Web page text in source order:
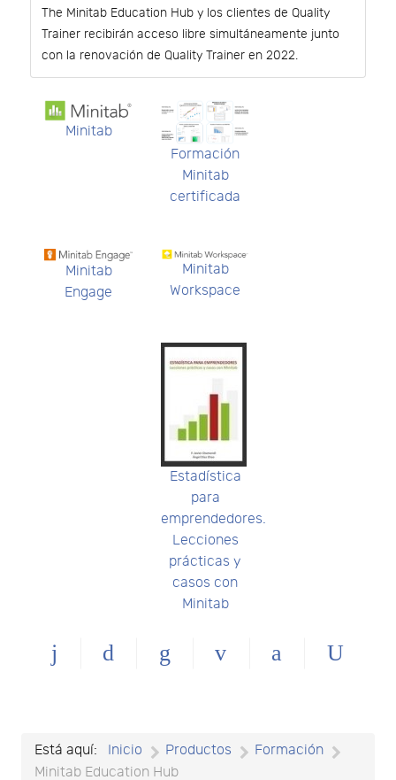
The Minitab Education Hub y los clientes de Quality
Trainer recibirán acceso libre simultáneamente junto
con la renovación de Quality Trainer en 2022.
Minitab
Formación
Minitab
certificada
Minitab
Engage
Minitab
Workspace
Estadística
para
emprendedores.
Lecciones
prácticas y
casos con
Minitab
Está aquí: Inicio Productos
Formación
Minitab Education Hub